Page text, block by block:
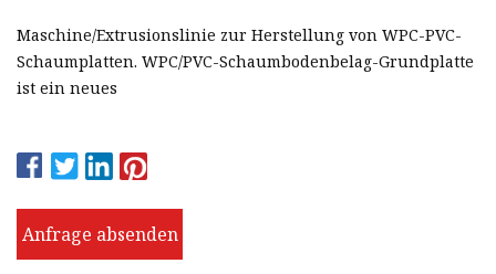
Maschine/Extrusionslinie zur Herstellung von WPC-PVC-
Schaumplatten. WPC/PVC-Schaumbodenbelag-Grundplatte
ist ein neues
Anfrage absenden